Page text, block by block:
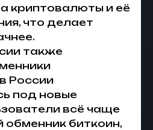
криптовалюты и её
что делает
также
России
под новые
всё чаще
обменник биткоин,